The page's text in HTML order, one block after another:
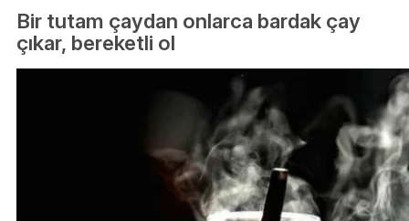
Bir tutam çaydan onlarca bardak çay
çıkar, bereketli ol